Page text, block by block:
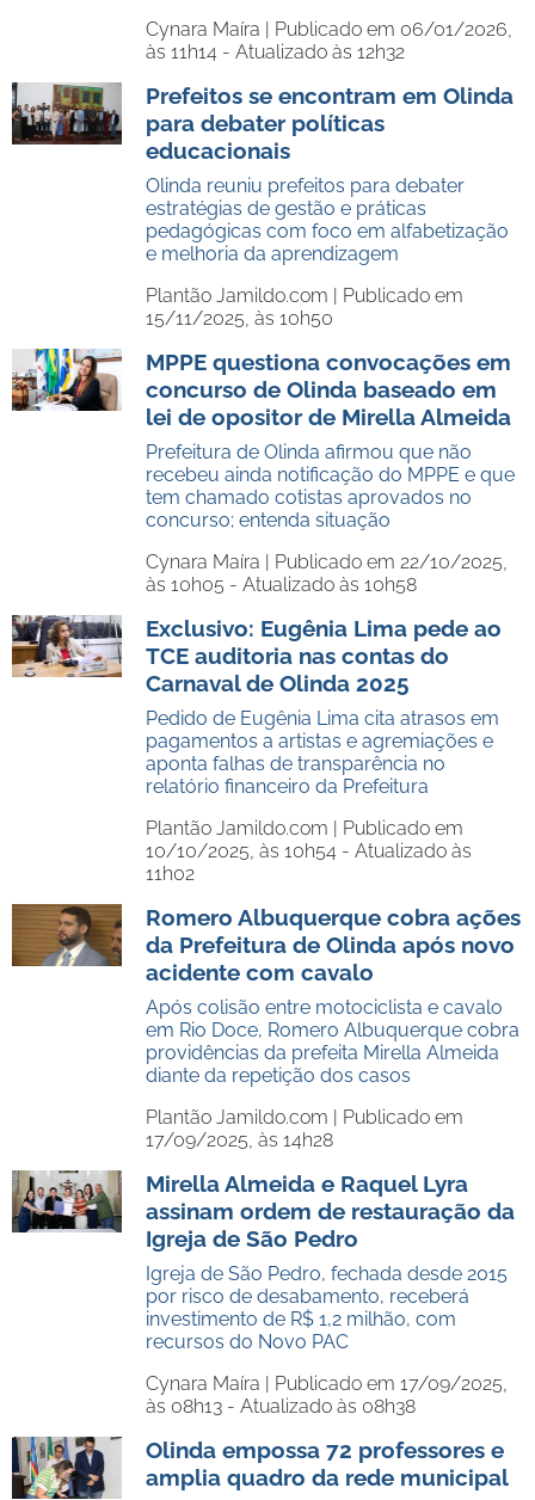
Cynara Maíra | Publicado em 06/01/2026,
às 11h14 - Atualizado às 12h32
Prefeitos se encontram em Olinda
para debater políticas
educacionais
Olinda reuniu prefeitos para debater
estratégias de gestão e práticas
pedagógicas com foco em alfabetização
e melhoria da aprendizagem
Plantão Jamildo.com | Publicado em
15/11/2025, às 10h50
MPPE questiona convocações em
concurso de Olinda baseado em
lei de opositor de Mirella Almeida
Prefeitura de Olinda afirmou que não
recebeu ainda notificação do MPPE e que
tem chamado cotistas aprovados no
concurso; entenda situação
Cynara Maíra | Publicado em 22/10/2025,
às 10h05 - Atualizado às 10h58
Exclusivo: Eugênia Lima pede ao
TCE auditoria nas contas do
Carnaval de Olinda 2025
Pedido de Eugênia Lima cita atrasos em
pagamentos a artistas e agremiações e
aponta falhas de transparência no
relatório financeiro da Prefeitura
Plantão Jamildo.com | Publicado em
10/10/2025, às 10h54 - Atualizado às
11h02
Romero Albuquerque cobra ações
da Prefeitura de Olinda após novo
acidente com cavalo
Após colisão entre motociclista e cavalo
em Rio Doce, Romero Albuquerque cobra
providências da prefeita Mirella Almeida
diante da repetição dos casos
Plantão Jamildo.com | Publicado em
17/09/2025, às 14h28
Mirella Almeida e Raquel Lyra
assinam ordem de restauração da
Igreja de São Pedro
Igreja de São Pedro, fechada desde 2015
por risco de desabamento, receberá
investimento de R$ 1,2 milhão, com
recursos do Novo PAC
Cynara Maíra | Publicado em 17/09/2025,
às 08h13 - Atualizado às 08h38
Olinda empossa 72 professores e
amplia quadro da rede municipal